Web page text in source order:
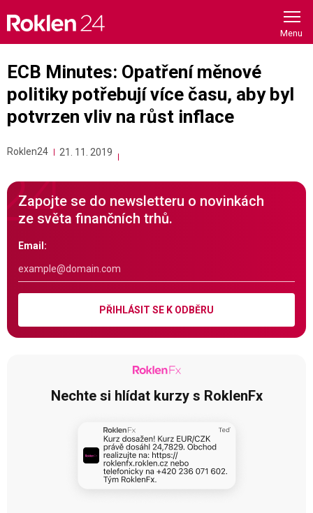
content
ECB Minutes: Opatření měnové
politiky potřebují více času, aby byl
potvrzen vliv na růst inflace
Roklen24 21. 11. 2019
Zapojte se do newsletteru o novinkách
ze světa finančních trhů.
Email:
PŘIHLÁSIT SE K ODBĚRU
Nechte si hlídat kurzy s RoklenFx